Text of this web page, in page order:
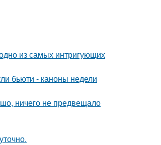
из самых интригующих
бьюти - каноны недели
ничего не предвещало